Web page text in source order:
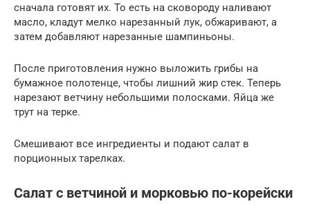
сначала готовят их. То есть на сковороду наливают
масло, кладут мелко нарезанный лук, обжаривают, а
затем добавляют нарезанные шампиньоны.
После приготовления нужно выложить грибы на
бумажное полотенце, чтобы лишний жир стек. Теперь
нарезают ветчину небольшими полосками. Яйца же
трут на терке.
Смешивают все ингредиенты и подают салат в
порционных тарелках.
Салат с ветчиной и морковью по-корейски